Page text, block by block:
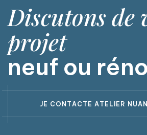
Discutons de
projet
neuf ou
JE C O N TAC T E AT E L IE R N UAN